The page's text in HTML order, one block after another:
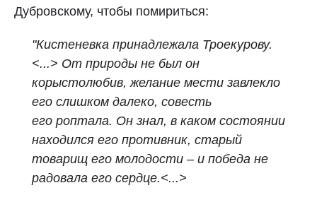
Дубровскому, чтобы помириться:
"Кистеневка принадлежала Троекурову.
<...> От природы не был он
корыстолюбив, желание мести завлекло
его слишком далеко, совесть
его роптала. Он знал, в каком состоянии
находился его противник, старый
товарищ его молодости – и победа не
радовала его сердце.<...>